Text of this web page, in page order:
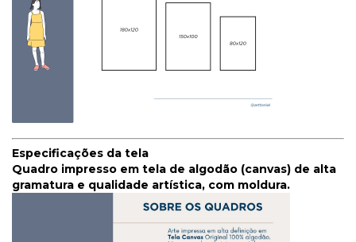
Especificações da tela
Quadro impresso em tela de algodão (canvas) de alta
gramatura e qualidade artística, com moldura.